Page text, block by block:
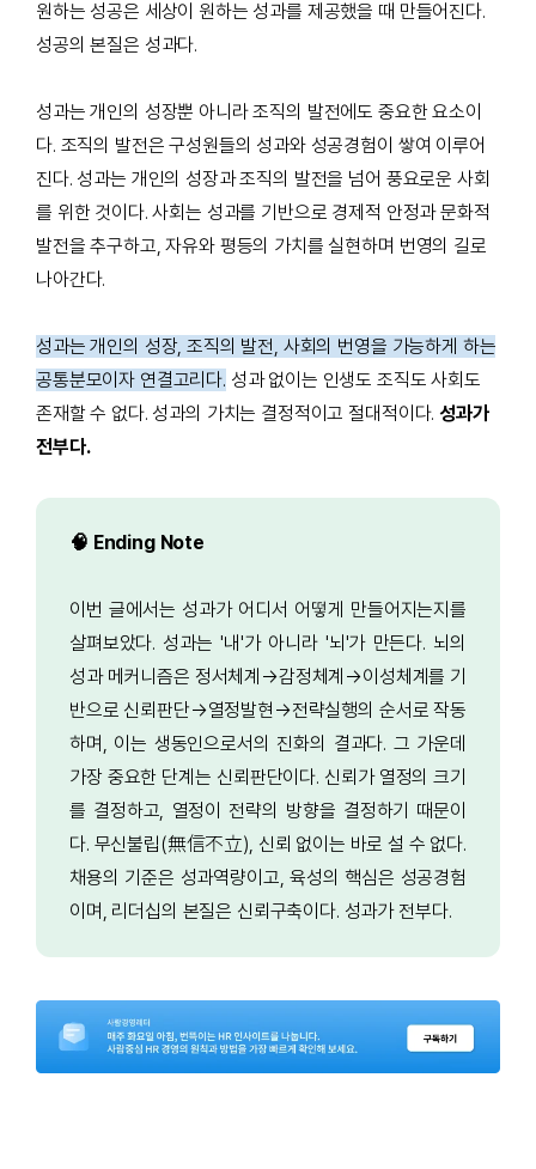
원하는 성공은 세상이 원하는 성과를 제공했을 때 만들어진다.
성공의 본질은 성과다.
성과는 개인의 성장뿐 아니라 조직의 발전에도 중요한 요소이
다. 조직의 발전은 구성원들의 성과와 성공경험이 쌓여 이루어
진다. 성과는 개인의 성장과 조직의 발전을 넘어 풍요로운 사회
를 위한 것이다. 사회는 성과를 기반으로 경제적 안정과 문화적
발전을 추구하고, 자유와 평등의 가치를 실현하며 번영의 길로
나아간다.
성과는 개인의 성장, 조직의 발전, 사회의 번영을 가능하게 하는
공통분모이자 연결고리다. 성과 없이는 인생도 조직도 사회도
존재할 수 없다. 성과의 가치는 결정적이고 절대적이다.성과가
전부다.
🧠 Ending Note
이번 글에서는 성과가 어디서 어떻게 만들어지는지를
살펴보았다. 성과는 '내'가 아니라 '뇌'가 만든다. 뇌의
성과 메커니즘은 정서체계→감정체계→이성체계를 기
반으로 신뢰판단→열정발현→전략실행의 순서로 작동
하며, 이는 생동인으로서의 진화의 결과다. 그 가운데
가장 중요한 단계는 신뢰판단이다. 신뢰가 열정의 크기
를 결정하고, 열정이 전략의 방향을 결정하기 때문이
다. 무신불립(無信不立), 신뢰 없이는 바로 설 수 없다.
채용의 기준은 성과역량이고, 육성의 핵심은 성공경험
이며, 리더십의 본질은 신뢰구축이다. 성과가 전부다.